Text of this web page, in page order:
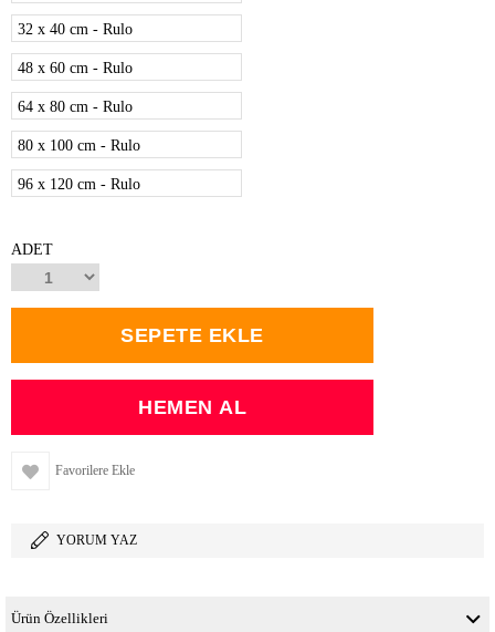
32 x 40 cm - Rulo
48 x 60 cm - Rulo
64 x 80 cm - Rulo
80 x 100 cm - Rulo
96 x 120 cm - Rulo
ADET
Favorilere Ekle
YORUM YAZ
Ürün Özellikleri